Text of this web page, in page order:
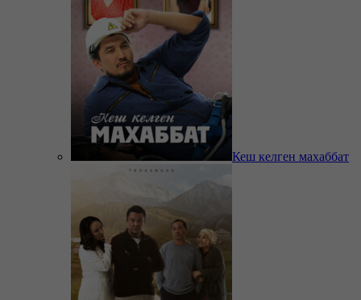
Кеш келген махаббат